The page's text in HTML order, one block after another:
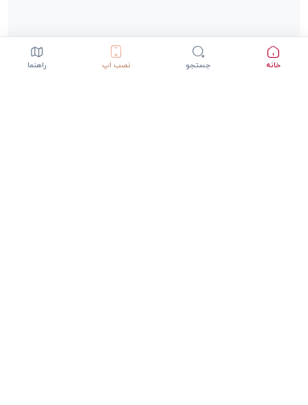
خانه جستجو نصب اپ راهنما